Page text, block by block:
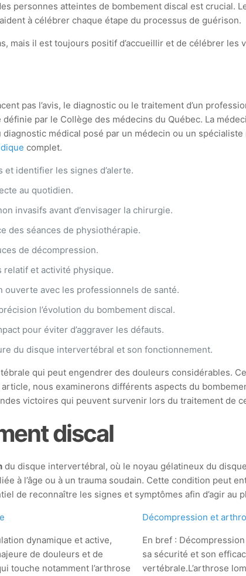
personnes atteintes de bombement discal est crucial.
à célébrer chaque étape du processus de guérison.
mais il est toujours positif d’accueillir et de célébrer les
pas l’avis, le diagnostic ou le traitement d’un
par le Collège des médecins du Québec. La
médical posé par un médecin ou un
complet.
et identifier les signes d’alerte.
au quotidien.
invasifs avant d’envisager la chirurgie.
des séances de physiothérapie.
de décompression.
relatif et activité physique.
ouverte avec les professionnels de santé.
l’évolution du bombement discal.
pour éviter d’aggraver les défauts.
du disque intervertébral et son fonctionnement.
qui peut engendrer des douleurs considérables.
nous examinerons différents aspects du
victoires qui peuvent survenir lors du traitement de
discal
du disque intervertébral, où le noyau gélatineux du
liée à l’âge ou à un trauma soudain. Cette condition peut
de reconnaître les signes et symptômes afin d’agir au
dynamique et active,
de douleurs et de
touche notamment l’arthrose
Décompression et
En bref :
sa sécurité et son
vertébrale.L’arthrose